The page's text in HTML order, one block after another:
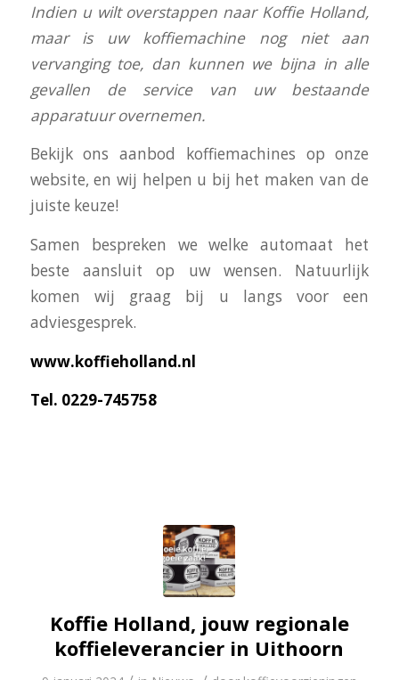
Indien u wilt overstappen naar Koffie Holland,
maar is uw koffiemachine nog niet aan
vervanging toe, dan kunnen we bijna in alle
gevallen de service van uw bestaande
apparatuur overnemen.
Bekijk ons aanbod koffiemachines op onze
website, en wij helpen u bij het maken van de
juiste keuze!
Samen bespreken we welke automaat het
beste aansluit op uw wensen. Natuurlijk
komen wij graag bij u langs voor een
adviesgesprek.
www.koffieholland.nl
Tel. 0229-745758
Koffie Holland, jouw regionale
koffieleverancier in Uithoorn